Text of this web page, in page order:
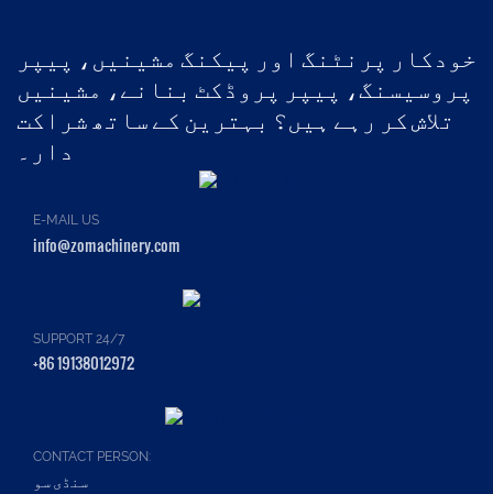
خودکار پرنٹنگ اور پیکنگ مشینیں، پیپر
پروسیسنگ، پیپر پروڈکٹ بنانے، مشینیں
تلاش کر رہے ہیں؟ بہترین کے ساتھ شراکت
دار۔
E-MAIL US
info@zomachinery.com
SUPPORT 24/7
+86 19138012972
CONTACT PERSON:
سنڈی سو